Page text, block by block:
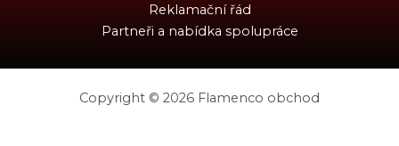
Reklamační řád
Partneři a nabídka spolupráce
Copyright © 2026 Flamenco obchod